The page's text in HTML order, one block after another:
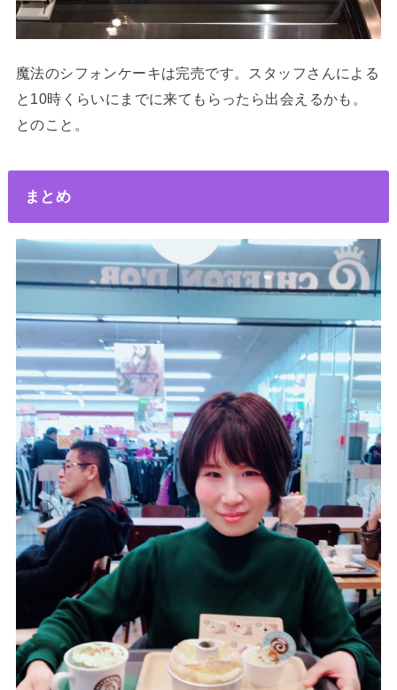
魔法のシフォンケーキは完売です。スタッフさんによる
と10時くらいにまでに来てもらったら出会えるかも。
とのこと。
まとめ